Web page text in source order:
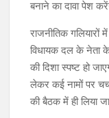
बनाने का दावा पेश
राजनीतिक गलियारों
विधायक दल के नेता
की दिशा स्पष्ट हो
लेकर कई नामों पर
की बैठक में ही लिया